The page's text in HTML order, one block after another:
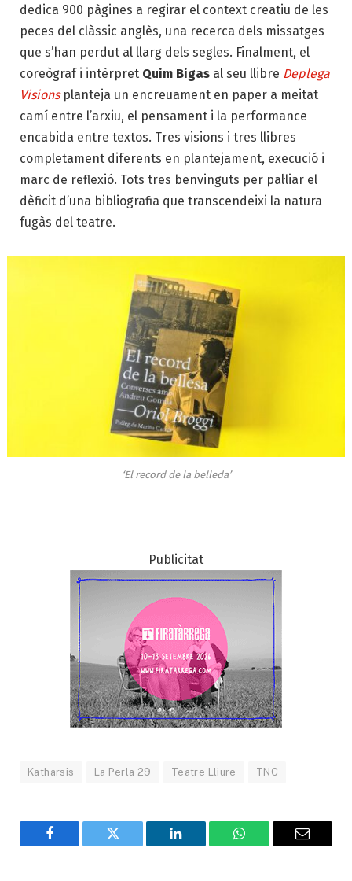
dedica 900 pàgines a regirar el context creatiu de les
peces del clàssic anglès, una recerca dels missatges
que s’han perdut al llarg dels segles. Finalment, el
coreògraf i intèrpret Quim Bigas al seu llibre Deplega
Visions planteja un encreuament en paper a meitat
camí entre l’arxiu, el pensament i la performance
encabida entre textos. Tres visions i tres llibres
completament diferents en plantejament, execució i
marc de reflexió. Tots tres benvinguts per pal·liar el
dèficit d’una bibliografia que transcendeixi la natura
fugàs del teatre.
‘El record de la belleda’
Publicitat
Katharsis La Perla 29 Teatre Lliure TNC
Facebook Twitter LinkedIn WhatsAppEmail